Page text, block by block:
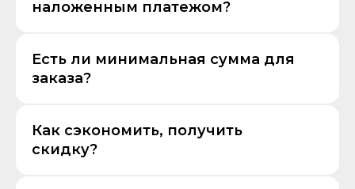
наложенным платежом?
Есть ли минимальная сумма для
заказа?
Как сэкономить, получить
скидку?